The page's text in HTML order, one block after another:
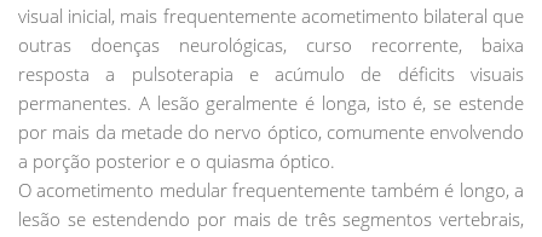
visual inicial, mais frequentemente acometimento bilateral que
outras doenças neurológicas, curso recorrente, baixa
resposta a pulsoterapia e acúmulo de déficits visuais
permanentes. A lesão geralmente é longa, isto é, se estende
por mais da metade do nervo óptico, comumente envolvendo
a porção posterior e o quiasma óptico.
O acometimento medular frequentemente também é longo, a
lesão se estendendo por mais de três segmentos vertebrais,